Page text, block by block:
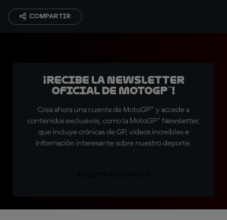
COMPARTIR
¡Recibe la Newsletter
oficial de MotoGP™!
Crea ahora una cuenta de MotoGP™ y accede a
contenidos exclusivos, como la MotoGP™ Newsletter,
que incluye crónicas de GP, vídeos increíbles e
información interesante sobre nuestro deporte.